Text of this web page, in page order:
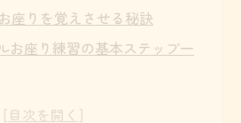
座りを覚えさせる秘訣
お座り練習の基本ステップ一
めるお座り習得のコツ